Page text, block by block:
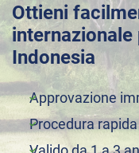
Ottieni
Indonesia
Approvazione
Procedura